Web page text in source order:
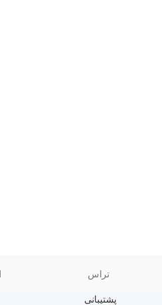
تراس
پشتیبانی